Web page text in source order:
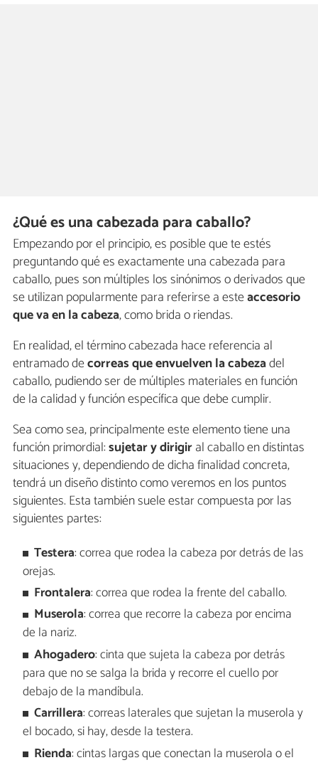
¿Qué es una cabezada para caballo?
Empezando por el principio, es posible que te estés
preguntando qué es exactamente una cabezada para
caballo, pues son múltiples los sinónimos o derivados que
se utilizan popularmente para referirse a esteaccesorio
que va en la cabeza, como brida o riendas.
En realidad, el término cabezada hace referencia al
entramado decorreasque envuelven la cabezadel
caballo, pudiendo ser de múltiples materiales en función
de la calidad y función específica que debe cumplir.
Sea como sea, principalmente este elemento tiene una
función primordial:sujetar y dirigiral caballo en distintas
situaciones y, dependiendo de dicha finalidad concreta,
tendrá un diseño distinto como veremos en los puntos
siguientes. Esta también suele estar compuesta por las
siguientes partes:
Testera: correa que rodea la cabeza por detrás de las
orejas.
Frontalera: correa que rodea la frente del caballo.
Muserola: correa que recorre la cabeza por encima
de la nariz.
Ahogadero: cinta que sujeta la cabeza por detrás
para que no se salga la brida y recorre el cuello por
debajo de la mandíbula.
Carrillera: correas laterales que sujetan la muserola y
el bocado, si hay, desde la testera.
Rienda: cintas largas que conectan la muserola o el